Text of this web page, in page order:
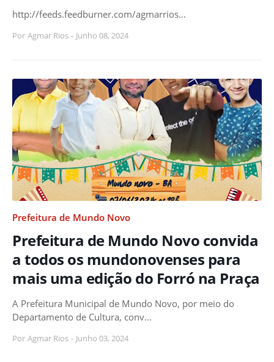
http://feeds.feedburner.com/agmarrios…
Por Agmar Rios - Junho 08, 2024
Prefeitura de Mundo Novo
Prefeitura de Mundo Novo convida
a todos os mundonovenses para
mais uma edição do Forró na Praça
A Prefeitura Municipal de Mundo Novo, por meio do
Departamento de Cultura, conv…
Por Agmar Rios - Junho 03, 2024